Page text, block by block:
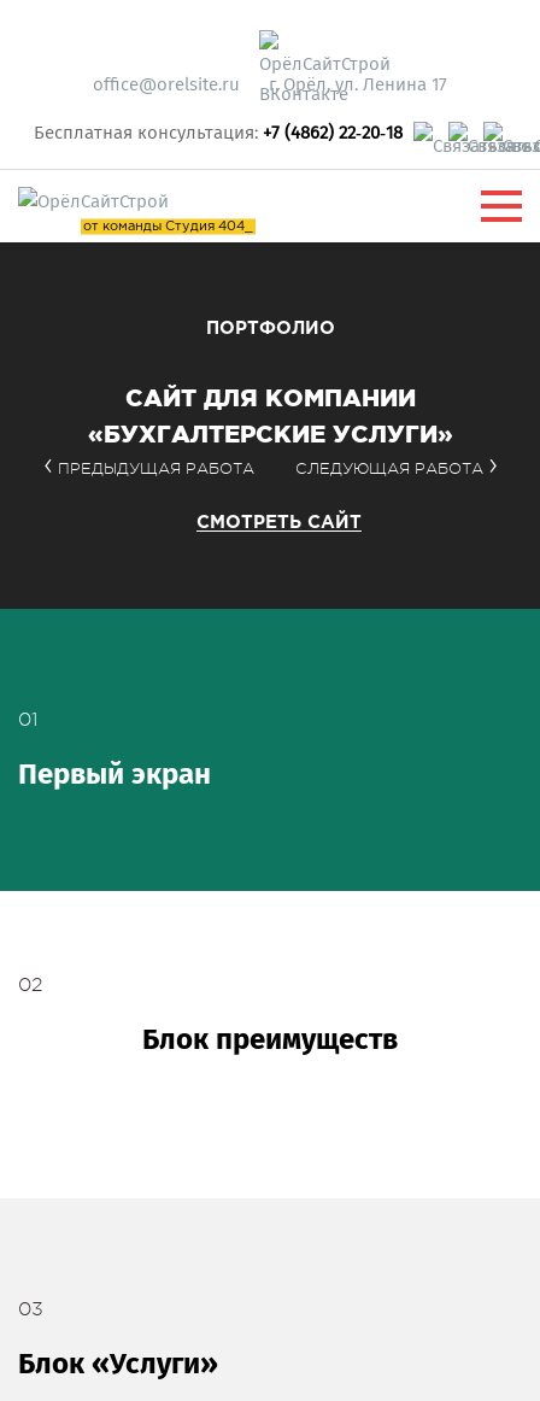
office@orelsite.ru г. Орёл, ул. Ленина 17
Бесплатная консультация: +7 (4862) 22‑20‑18
от команды Студия 404_
ПОРТФОЛИО
САЙТ ДЛЯ КОМПАНИИ
«БУХГАЛТЕРСКИЕ УСЛУГИ»
ПРЕДЫДУЩАЯ РАБОТА СЛЕДУЮЩАЯ РАБОТА
СМОТРЕТЬ САЙТ
01
Первый экран
02
Блок преимуществ
03
Блок «Услуги»